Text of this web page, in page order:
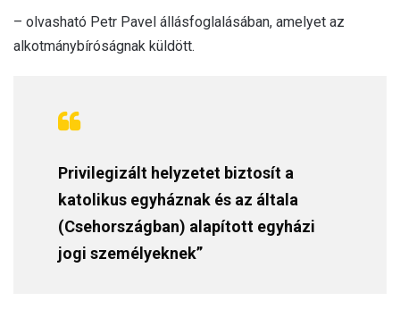
– olvasható Petr Pavel állásfoglalásában, amelyet az
alkotmánybíróságnak küldött.
Privilegizált helyzetet biztosít a
katolikus egyháznak és az általa
(Csehországban) alapított egyházi
jogi személyeknek”